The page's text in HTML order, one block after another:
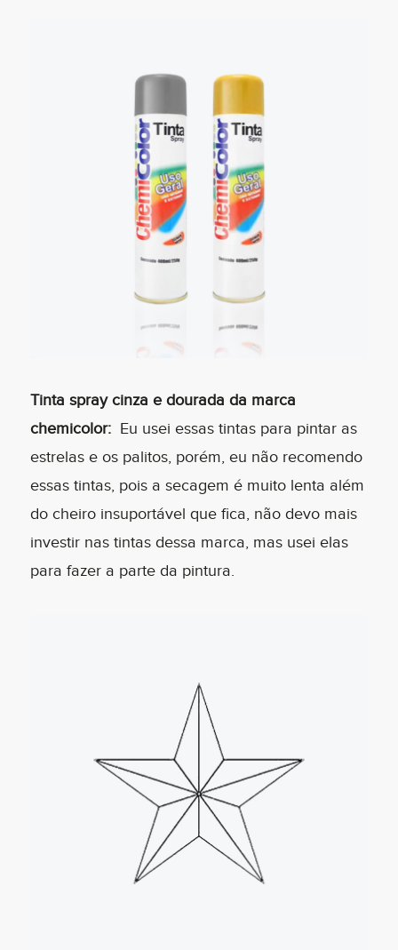
Tinta spray cinza e dourada da marca
chemicolor:Eu usei essas tintas para pintar as
estrelas e os palitos, porém, eu não recomendo
essas tintas, pois a secagem é muito lenta além
do cheiro insuportável que fica, não devo mais
investir nas tintas dessa marca, mas usei elas
para fazer a parte da pintura.